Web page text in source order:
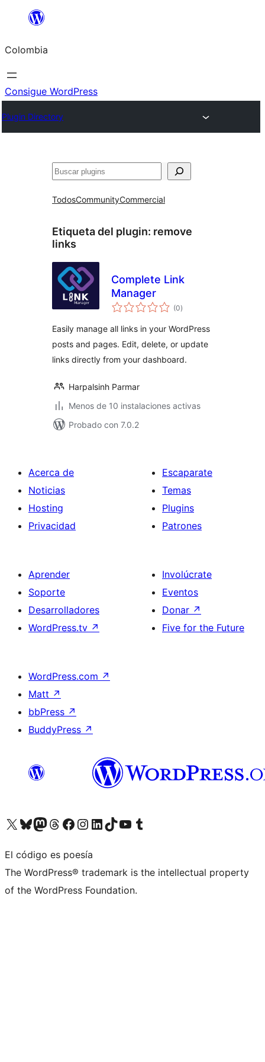
Saltar
contenido
Colombia
Consigue WordPress
Plugin Directory
Buscar
TodosCommunityCommercial
Etiqueta del plugin: remove
links
Complete Link
Manager
(0total
de
)
Easily manage all links in your WordPress
posts and pages. Edit, delete, or update
links directly from your dashboard.
Harpalsinh Parmar
Menos de 10 instalaciones activas
Probado con 7.0.2
Acerca de
Noticias
Hosting
Privacidad
Escaparate
Temas
Plugins
Patrones
Aprender
Soporte
Desarrolladores
WordPress.tv ↗
Involúcrate
Eventos
Donar ↗
Five for the Future
WordPress.com ↗
Matt ↗
bbPress ↗
BuddyPress ↗
Visita nuestra cuenta de X (anteriormente Twitter)
Visita nuestra cuenta de Bluesky
Visita nuestra cuenta de Mastodon
Visita nuestra cuenta de Threads
Visita nuestra página de Facebook
Visita nuestra cuenta de Instagram
Visita nuestra cuenta de LinkedIn
Visita nuestra cuenta de TikTok
Visita nuestro canal de YouTube
Visita nuestra cuenta de Tumblr
El código es poesía
The WordPress® trademark is the intellectual property
of the WordPress Foundation.